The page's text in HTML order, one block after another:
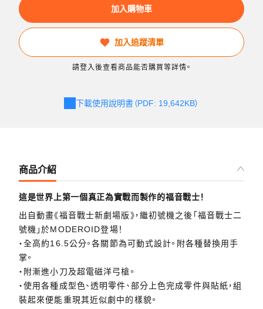
加入購物車
加入追蹤清單
請登入後查看商品能否購買等詳情。
下載使用說明書（PDF: 19,642KB）
商品介紹
這是世界上第一個真正為實戰而製作的福音戰士！
出自動畫《福音戰士新劇場版》，繼初號機之後「福音戰士二
號機」於MODEROID登場！
・全高約16.5公分。各關節為可動式設計。附各種替換用手
掌。
・附漸進小刀及超電磁洋弓槍。
・使用各種成型色、透明零件、部分上色完成零件與貼紙，組
裝起來便能重現其近似劇中的樣貌。